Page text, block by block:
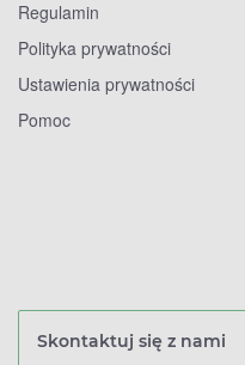
Regulamin
Polityka prywatności
Ustawienia prywatności
Pomoc
Skontaktuj się z nami